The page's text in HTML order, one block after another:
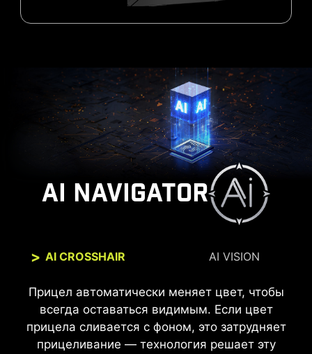
AI NAVIGATOR
AI CROSSHAIR AI VISION
Прицел автоматически меняет цвет, чтобы
всегда оставаться видимым. Если цвет
прицела сливается с фоном, это затрудняет
прицеливание — технология решает эту
AI Vision делает тёмные участки более
разборчивыми и усиливает общее освещение
и цветовую насыщенность, оживляя
изображение.